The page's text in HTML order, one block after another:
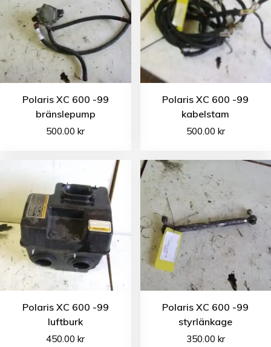
Polaris XC 600 -99
bränslepump
500.00kr
Polaris XC 600 -99
kabelstam
500.00 kr
Polaris XC 600 -99
luftburk
450.00kr
Polaris XC 600 -99
styrlänkage
350.00 kr